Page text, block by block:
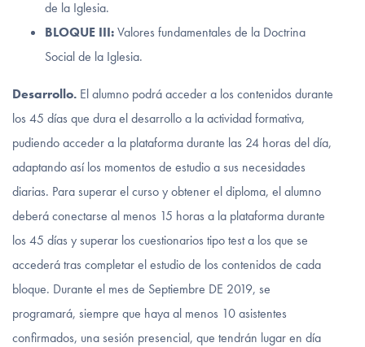
de la Iglesia.
BLOQUE III:Valores fundamentales de la Doctrina
Social de la Iglesia.
Desarrollo. El alumno podrá acceder a los contenidos durante
los 45 días que dura el desarrollo a la actividad formativa,
pudiendo acceder a la plataforma durante las 24 horas del día,
adaptando así los momentos de estudio a sus necesidades
diarias. Para superar el curso y obtener el diploma, el alumno
deberá conectarse al menos 15 horas a la plataforma durante
los 45 días y superar los cuestionarios tipo test a los que se
accederá tras completar el estudio de los contenidos de cada
bloque. Durante el mes de Septiembre DE 2019, se
programará, siempre que haya al menos 10 asistentes
confirmados, una sesión presencial, que tendrán lugar en día